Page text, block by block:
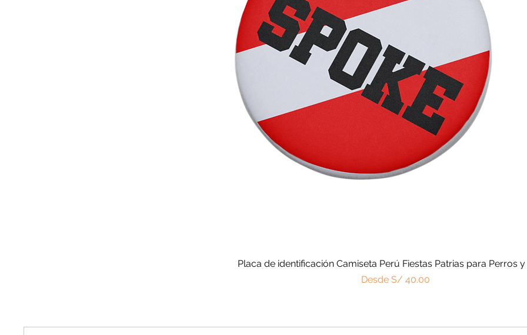
Vista rápida
Placa de identificación Camiseta Perú Fiestas Patrias para Perros
Desde S/ 40.00
Precio de oferta